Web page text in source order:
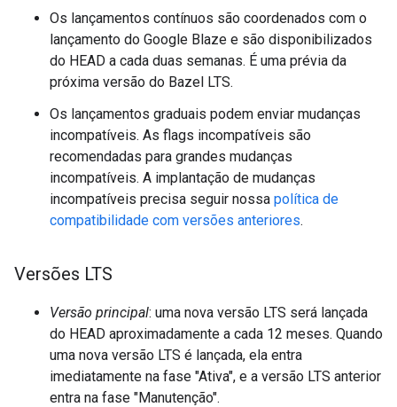
Os lançamentos contínuos são coordenados com o
lançamento do Google Blaze e são disponibilizados
do HEAD a cada duas semanas. É uma prévia da
próxima versão do Bazel LTS.
Os lançamentos graduais podem enviar mudanças
incompatíveis. As flags incompatíveis são
recomendadas para grandes mudanças
incompatíveis. A implantação de mudanças
incompatíveis precisa seguir nossa política de
compatibilidade com versões anteriores.
Versões LTS
Versão principal: uma nova versão LTS será lançada
do HEAD aproximadamente a cada 12 meses. Quando
uma nova versão LTS é lançada, ela entra
imediatamente na fase "Ativa", e a versão LTS anterior
entra na fase "Manutenção".